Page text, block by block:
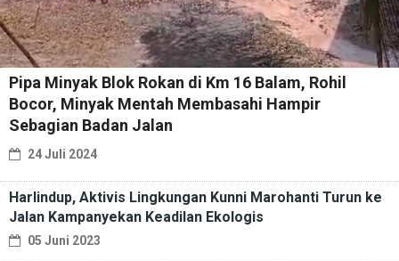
Pipa Minyak Blok Rokan di Km 16 Balam, Rohil
Bocor, Minyak Mentah Membasahi Hampir
Sebagian Badan Jalan
24 Juli 2024
Harlindup, Aktivis Lingkungan Kunni Marohanti Turun ke
Jalan Kampanyekan Keadilan Ekologis
05 Juni 2023